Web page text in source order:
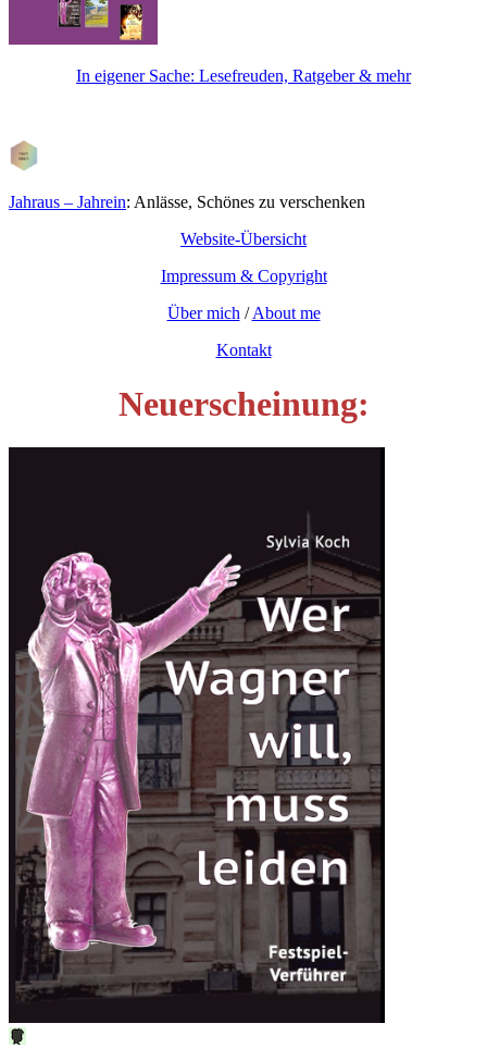
In eigener Sache: Lesefreuden, Ratgeber & mehr
Jahraus – Jahrein: Anlässe, Schönes zu verschenken
Website-Übersicht
Impressum & Copyright
Über mich /About me
Kontakt
Neuerscheinung: